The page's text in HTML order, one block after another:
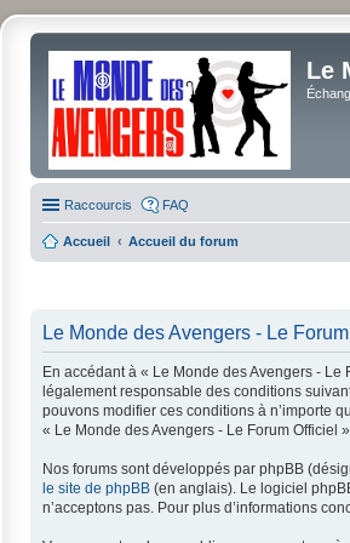
Le
Raccourcis FAQ
Accueil Accueil du forum
Le Monde des Avengers - Le
En accédant à « Le Monde des Avengers -
légalement responsable des conditions
pouvons modifier ces conditions à n’importe
« Le Monde des Avengers - Le Forum Officiel
Nos forums sont développés par phpBB
le site de phpBB (en anglais). Le logiciel
n’acceptons pas. Pour plus d’informations